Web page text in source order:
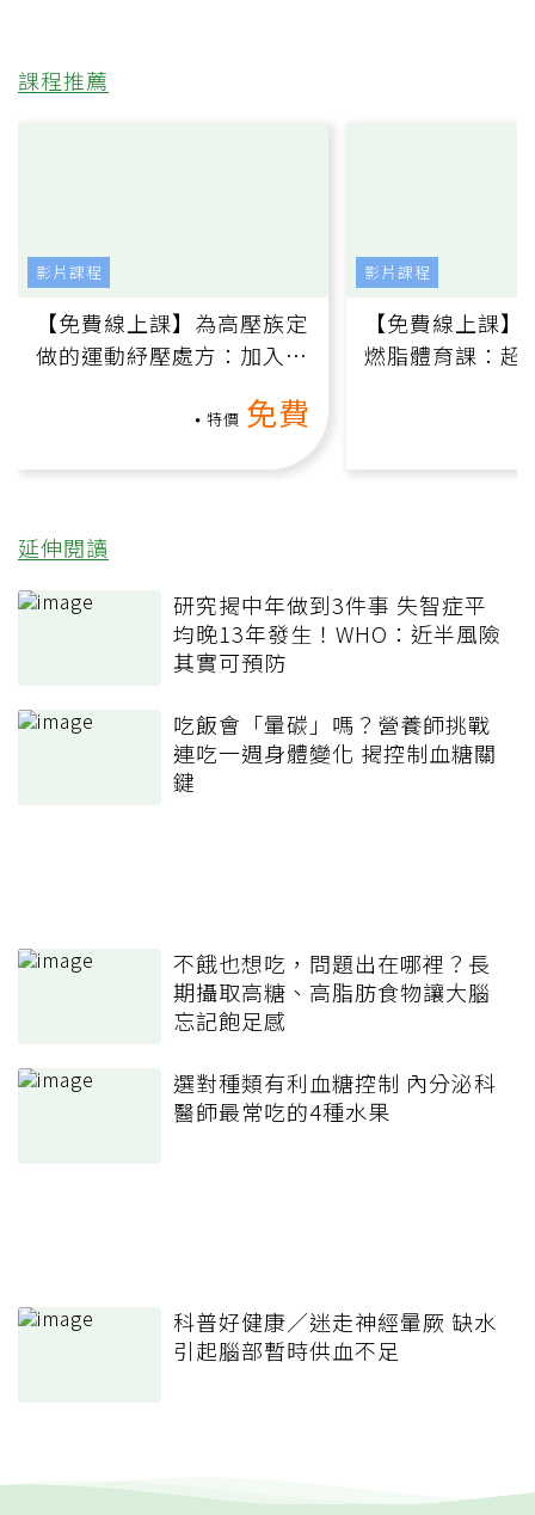
課程推薦
【免費線上課】為高壓族定
做的運動紓壓處方：加入行
特價 免費
影片課程
【免費線上課
燃脂體育課：超
影片課程
延伸閱讀
研究揭中年做到3件事 失智症平
均晚13年發生！WHO：近半風險
其實可預防
吃飯會「暈碳」嗎？營養師挑戰
連吃一週身體變化 揭控制血糖關
鍵
不餓也想吃，問題出在哪裡？長
期攝取高糖、高脂肪食物讓大腦
忘記飽足感
選對種類有利血糖控制 內分泌科
醫師最常吃的4種水果
科普好健康／迷走神經暈厥 缺水
引起腦部暫時供血不足